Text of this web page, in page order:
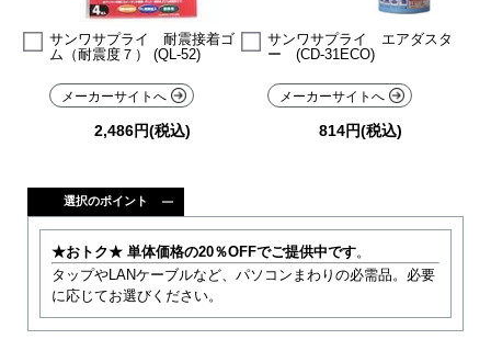
サンワサプライ 耐震接着ゴ
ム（耐震度７） (QL-52)
メーカーサイトへ
2,486円(税込)
サンワサプライ エアダスタ
ー (CD-31ECO)
メーカーサイトへ
814円(税込)
選択のポイント
★おトク★ 単体価格の20％OFFでご提供中です。
タップやLANケーブルなど、パソコンまわりの必需品。必要
に応じてお選びください。